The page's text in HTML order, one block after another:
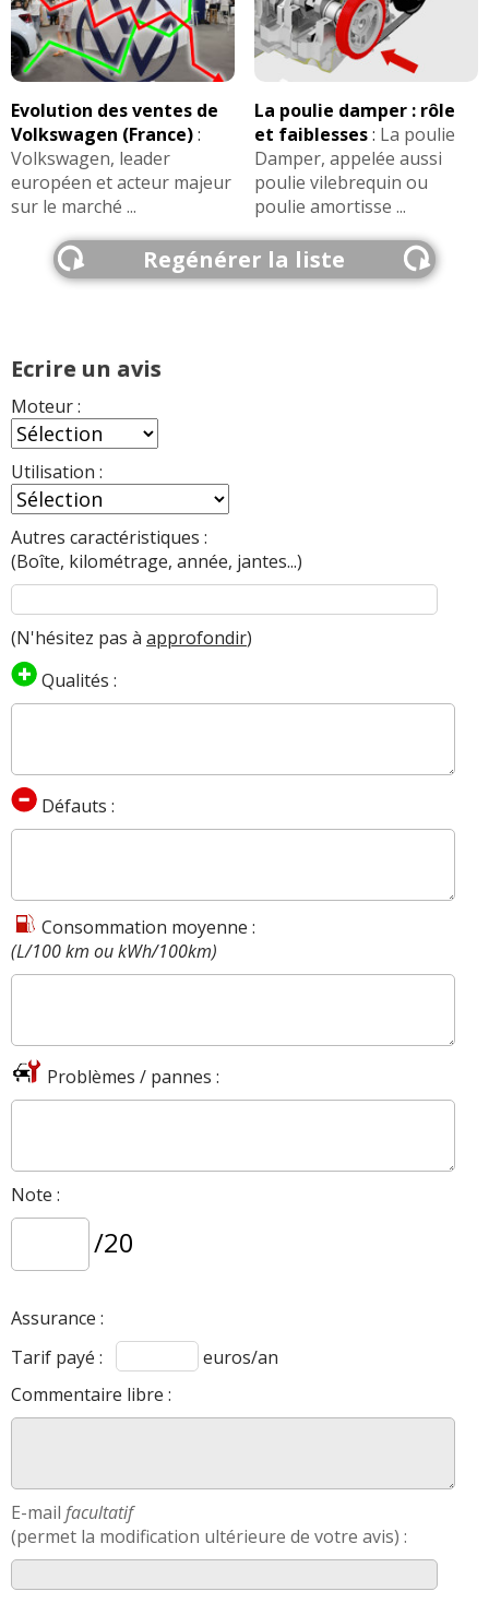
Evolution des ventes de
Volkswagen (France):
Volkswagen, leader
européen et acteur majeur
sur le marché ...
La poulie damper : rôle
et faiblesses: La poulie
Damper, appelée aussi
poulie vilebrequin ou
poulie amortisse ...
Regénérer la liste
Ecrire un avis
Moteur :
Utilisation :
Autres caractéristiques :
(Boîte, kilométrage, année, jantes...)
(N'hésitez pas à approfondir)
Qualités :
Défauts :
Consommation moyenne :
(L/100 km ou kWh/100km)
Problèmes / pannes :
Note :
/20
Assurance :
Tarif payé :
euros/an
Commentaire libre :
E-mail facultatif
(permet la modification ultérieure de votre avis) :